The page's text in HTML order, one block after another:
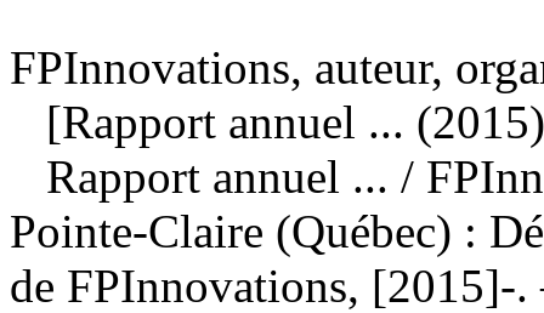
FPInnovations, auteur,
[Rapport annuel ...
Rapport annuel ... /
Pointe-Claire (Québec) :
de FPInnovations,